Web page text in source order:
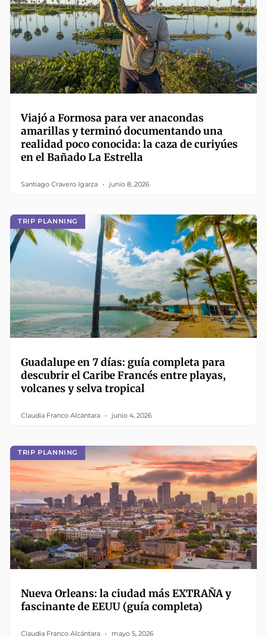
Viajó a Formosa para ver anacondas
amarillas y terminó documentando una
realidad poco conocida: la caza de curiyúes
en el Bañado La Estrella
Santiago Cravero Igarza junio 8, 2026
TRIP PLANNING
Guadalupe en 7 días: guía completa para
descubrir el Caribe Francés entre playas,
volcanes y selva tropical
Claudia Franco Alcántara junio 4, 2026
TRIP PLANNING
Nueva Orleans: la ciudad más EXTRAÑA y
fascinante de EEUU (guía completa)
Claudia Franco Alcántara mayo 5, 2026